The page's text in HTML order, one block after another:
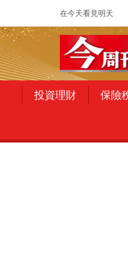
在今天看見明天
投資理財 保險